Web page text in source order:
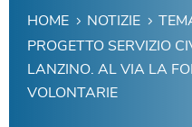
HOME NOTIZIE
PROGETTO SERVIZIO
LANZINO. AL VIA LA
VOLONTARIE